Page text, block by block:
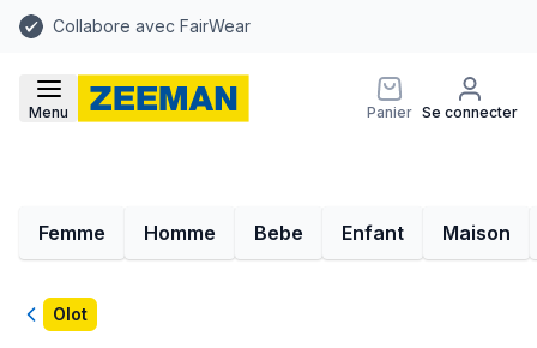
Collabore avec FairWear
Menu Panier Se connecter
Femme Homme Bebe Enfant Maison
Retour
Olot